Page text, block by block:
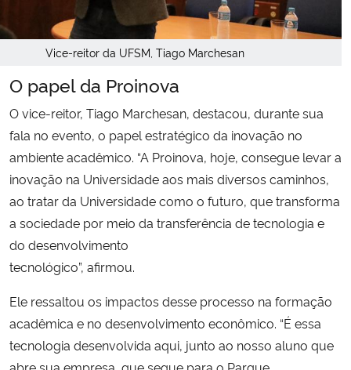
Vice-reitor da UFSM, Tiago Marchesan
O papel da Proinova
O vice-reitor, Tiago Marchesan, destacou, durante sua
fala no evento, o papel estratégico da inovação no
ambiente acadêmico. “A Proinova, hoje, consegue levar a
inovação na Universidade aos mais diversos caminhos,
ao tratar da Universidade como o futuro, que transforma
a sociedade por meio da transferência de tecnologia e
do desenvolvimento
tecnológico”, afirmou.
Ele ressaltou os impactos desse processo na formação
acadêmica e no desenvolvimento econômico. “É essa
tecnologia desenvolvida aqui, junto ao nosso aluno que